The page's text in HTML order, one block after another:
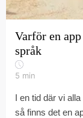
Varför en
språk
5 min
I en tid där vi
så finns det en